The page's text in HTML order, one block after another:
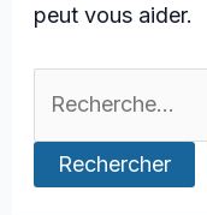
peut vous aider.